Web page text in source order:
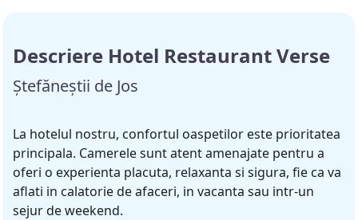
Descriere Hotel Restaurant Verse
Ștefăneștii de Jos
La hotelul nostru, confortul oaspetilor este prioritatea
principala. Camerele sunt atent amenajate pentru a
oferi o experienta placuta, relaxanta si sigura, fie ca va
aflati in calatorie de afaceri, in vacanta sau intr-un
sejur de weekend.